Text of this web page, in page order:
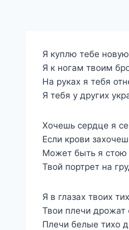
Я куплю тебе
Я к ногам твоим
На руках я тебя
Я тебя у других
Хочешь сердце я
Если крови
Может быть я стою
Твой портрет на
Я в глазах твоих
Твои плечи дрожат
Плечи белые тихо